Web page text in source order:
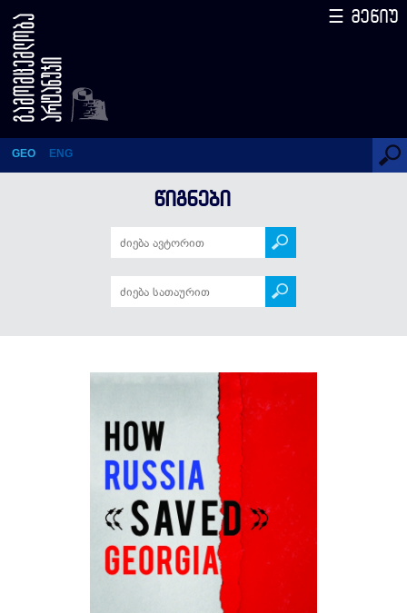
How Russia "Saved" Georgia -
The Treaty of Georgievsk
GEO ENG
☰ მენიუ
ᲬᲘᲒᲜᲔᲑᲘ